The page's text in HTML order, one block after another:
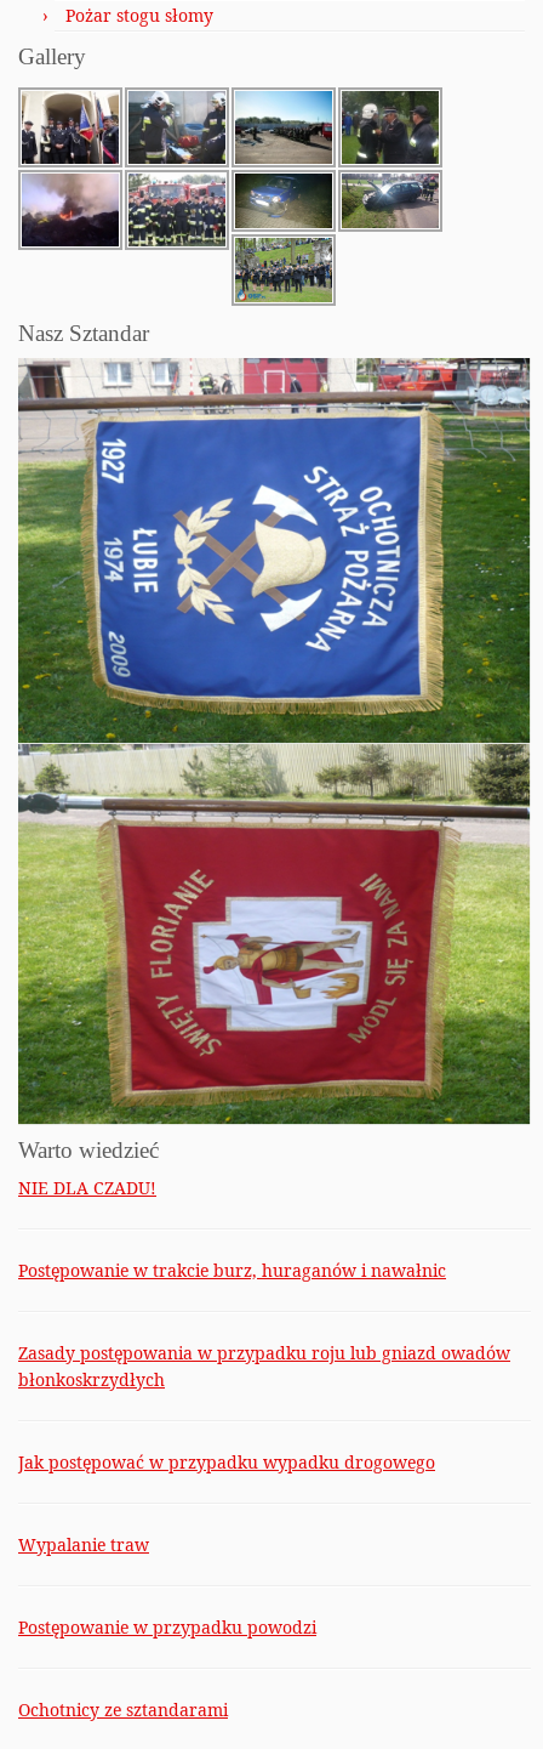
Pożar stogu słomy
Gallery
Nasz Sztandar
Warto wiedzieć
NIE DLA CZADU!
Postępowanie w trakcie burz, huraganów i nawałnic
Zasady postępowania w przypadku roju lub gniazd owadów
błonkoskrzydłych
Jak postępować w przypadku wypadku drogowego
Wypalanie traw
Postępowanie w przypadku powodzi
Ochotnicy ze sztandarami